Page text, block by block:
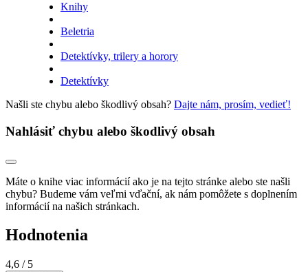
Knihy
Beletria
Detektívky, trilery a horory
Detektívky
Našli ste chybu alebo škodlivý obsah? Dajte nám, prosím, vedieť!
Nahlásiť chybu alebo škodlivý obsah
Máte o knihe viac informácií ako je na tejto stránke alebo ste našli
chybu? Budeme vám veľmi vďační, ak nám pomôžete s doplnením
informácií na našich stránkach.
Hodnotenia
4,6 / 5